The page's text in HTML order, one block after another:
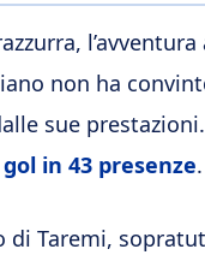
non ha
sue
gol in 43 presenze.
Taremi,